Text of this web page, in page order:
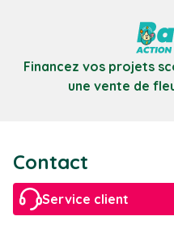
Financez vos projets
une vente de
Contact
Service client